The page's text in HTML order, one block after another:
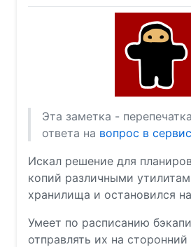
Эта заметка -
ответа на вопрос в
Искал решение для
копий различными
хранилища и остановился
Умеет по расписанию
отправлять их на